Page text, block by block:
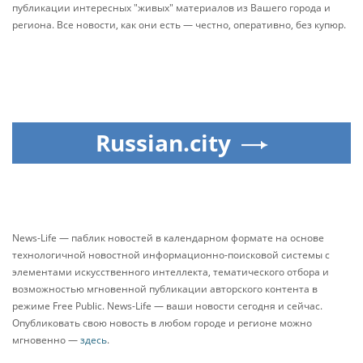
публикации интересных "живых" материалов из Вашего города и
региона. Все новости, как они есть — честно, оперативно, без купюр.
Russian.city
News-Life — паблик новостей в календарном формате на основе
технологичной новостной информационно-поисковой системы с
элементами искусственного интеллекта, тематического отбора и
возможностью мгновенной публикации авторского контента в
режиме Free Public. News-Life — ваши новости сегодня и сейчас.
Опубликовать свою новость в любом городе и регионе можно
мгновенно —здесь.